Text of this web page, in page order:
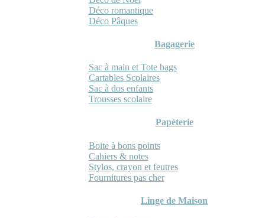
Déco romantique
Déco Pâques
Bagagerie
Sac à main et Tote bags
Cartables Scolaires
Sac à dos enfants
Trousses scolaire
Papèterie
Boite à bons points
Cahiers & notes
Stylos, crayon et feutres
Fournitures pas cher
Linge de Maison